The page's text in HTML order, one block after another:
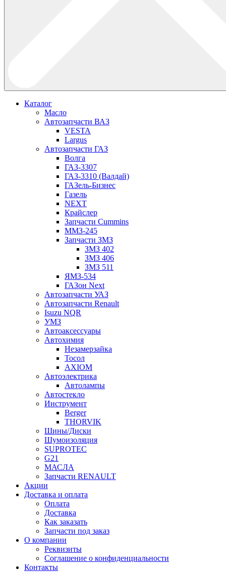
Каталог
Масло
Автозапчасти ВАЗ
VESTA
Largus
Автозапчасти ГАЗ
Волга
ГАЗ-3307
ГАЗ-3310 (Валдай)
ГАЗель-Бизнес
Газель
NEXT
Крайслер
Запчасти Cummins
ММЗ-245
Запчасти ЗМЗ
ЗМЗ 402
ЗМЗ 406
ЗМЗ 511
ЯМЗ-534
ГАЗон Next
Автозапчасти УАЗ
Автозапчасти Renault
Isuzu NQR
УМЗ
Автоаксессуары
Автохимия
Незамерзайка
Тосол
AXIOM
Автоэлектрика
Автолампы
Автостекло
Инструмент
Berger
THORVIK
Шины/Диски
Шумоизоляция
SUPROTEC
G21
МАСЛА
Запчасти RENAULT
Акции
Доставка и оплата
Оплата
Доставка
Как заказать
Запчасти под заказ
О компании
Реквизиты
Соглашение о конфиденциальности
Контакты